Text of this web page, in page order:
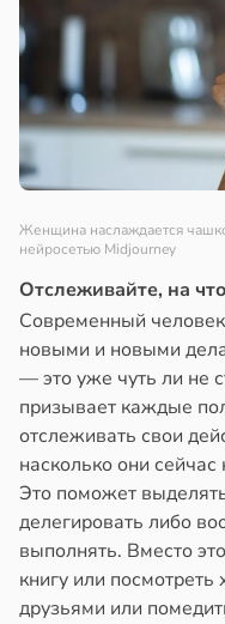
Женщина наслаждается
нейросетью Midjourney
Отслеживайте, на
Современный
новыми и новыми
— это уже чуть ли не
призывает каждые
отслеживать свои
насколько они
Это поможет
делегировать либо
выполнять. Вместо
книгу или
друзьями или